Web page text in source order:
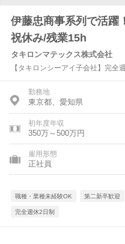
伊藤忠商事系列で活躍
祝休み/残業15h
タキロンマテックス株式会社
【タキロンシーアイ子会社】完
勤務地
東京都、愛知県
初年度年収
350万～500万円
雇用形態
正社員
職種・業種未経験OK 第二新卒歓迎
完全週休2日制